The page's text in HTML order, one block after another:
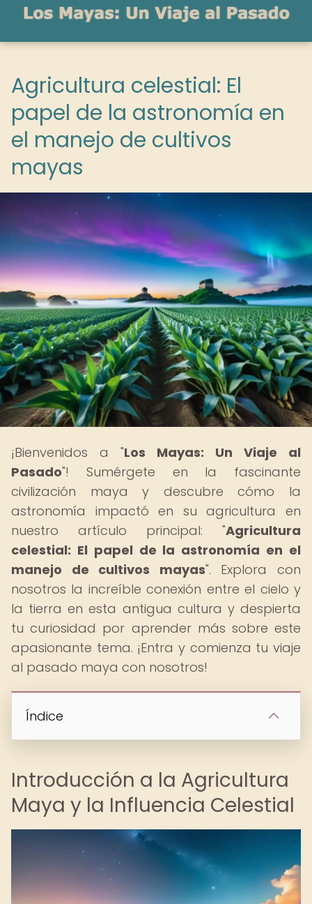
Agricultura celestial: El
papel de la astronomía en
el manejo de cultivos
mayas
¡Bienvenidos a "Los Mayas: Un Viaje al
Pasado"! Sumérgete en la fascinante
civilización maya y descubre cómo la
astronomía impactó en su agricultura en
nuestro artículo principal: "Agricultura
celestial: El papel de la astronomía en el
manejo de cultivos mayas". Explora con
nosotros la increíble conexión entre el cielo y
la tierra en esta antigua cultura y despierta
tu curiosidad por aprender más sobre este
apasionante tema. ¡Entra y comienza tu viaje
al pasado maya con nosotros!
Índice
Introducción a la Agricultura
Maya y la Influencia Celestial